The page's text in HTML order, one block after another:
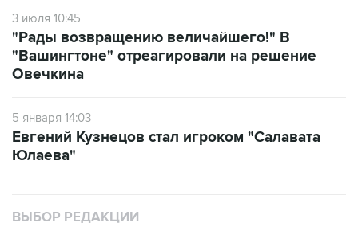
3 июля 10:45
"Рады возвращению величайшего!" В
"Вашингтоне" отреагировали на решение
Овечкина
5 января 14:03
Евгений Кузнецов стал игроком "Салавата
Юлаева"
ВЫБОР РЕДАКЦИИ